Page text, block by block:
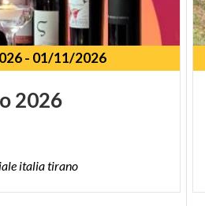
- 01/11/2026
2026
italiatirano